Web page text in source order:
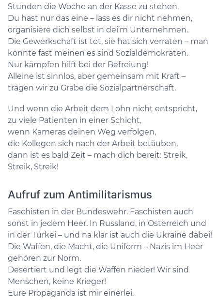
Stunden die Woche an der Kasse zu stehen.
Du hast nur das eine – lass es dir nicht nehmen,
organisiere dich selbst in dei’m Unternehmen.
Die Gewerkschaft ist tot, sie hat sich verraten – man
könnte fast meinen es sind Sozialdemokraten.
Nur kämpfen hilft bei der Befreiung!
Alleine ist sinnlos, aber gemeinsam mit Kraft –
tragen wir zu Grabe die Sozialpartnerschaft.
Und wenn die Arbeit dem Lohn nicht entspricht,
zu viele Patienten in einer Schicht,
wenn Kameras deinen Weg verfolgen,
die Kollegen sich nach der Arbeit betäuben,
dann ist es bald Zeit – mach dich bereit: Streik,
Streik, Streik!
Aufruf zum Antimilitarismus
Faschisten in der Bundeswehr. Faschisten auch
sonst in jedem Heer. In Russland, in Österreich und
in der Türkei – und na klar ist auch die Ukraine dabei!
Die Waffen, die Macht, die Uniform – Nazis im Heer
gehören zur Norm.
Desertiert und legt die Waffen nieder! Wir sind
Menschen, keine Krieger!
Eure Propaganda ist mir einerlei.